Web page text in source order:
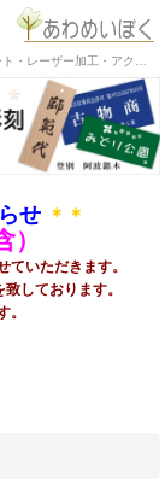
せ ＊＊
）
いただきます。
しております。
。